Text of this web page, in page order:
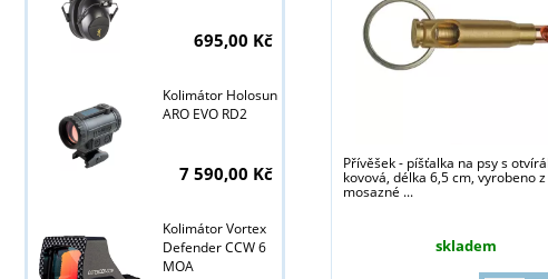
Přívěšek - píšťalka na psy s
kovová, délka 6,5 cm, vyrobeno z
mosazné ...
skladem
695,00 Kč
Kolimátor Holosun
ARO EVO RD2
7 590,00 Kč
Kolimátor Vortex
Defender CCW 6
MOA
Tyto stránky jsou